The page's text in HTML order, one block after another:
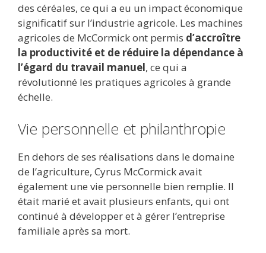
des céréales, ce qui a eu un impact économique
significatif sur l’industrie agricole. Les machines
agricoles de McCormick ont permis d’accroître
la productivité et de réduire la dépendance à
l’égard du travail manuel, ce qui a
révolutionné les pratiques agricoles à grande
échelle.
Vie personnelle et philanthropie
En dehors de ses réalisations dans le domaine
de l’agriculture, Cyrus McCormick avait
également une vie personnelle bien remplie. Il
était marié et avait plusieurs enfants, qui ont
continué à développer et à gérer l’entreprise
familiale après sa mort.